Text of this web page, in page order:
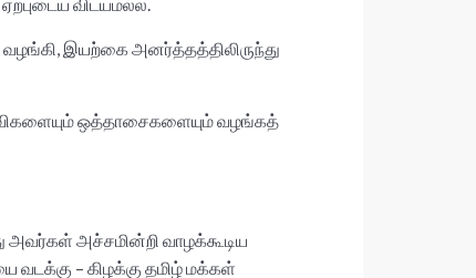
இயற்கை அனர்த்தத்திலிருந்து
ஒத்தாசைகளையும் வழங்கத்
அவர்கள் அச்சமின்றி வாழக்கூடிய
– கிழக்கு தமிழ் மக்கள்